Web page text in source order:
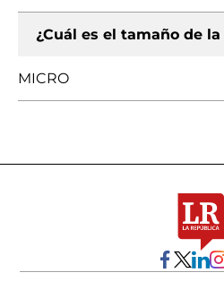
¿Cuál es el tamaño de
MICRO